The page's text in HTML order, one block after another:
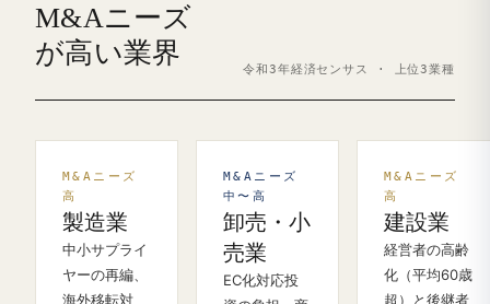
M&Aニーズ
が高い業界
令和3年経済センサス · 上位3業種
M&Aニーズ
高
製造業
中小サプライ
ヤーの再編、
海外移転対
M&Aニーズ
中〜高
卸売・小
売業
EC化対応投
M&Aニーズ
高
建設業
経営者の高齢
化（平均60歳
超）と後継者